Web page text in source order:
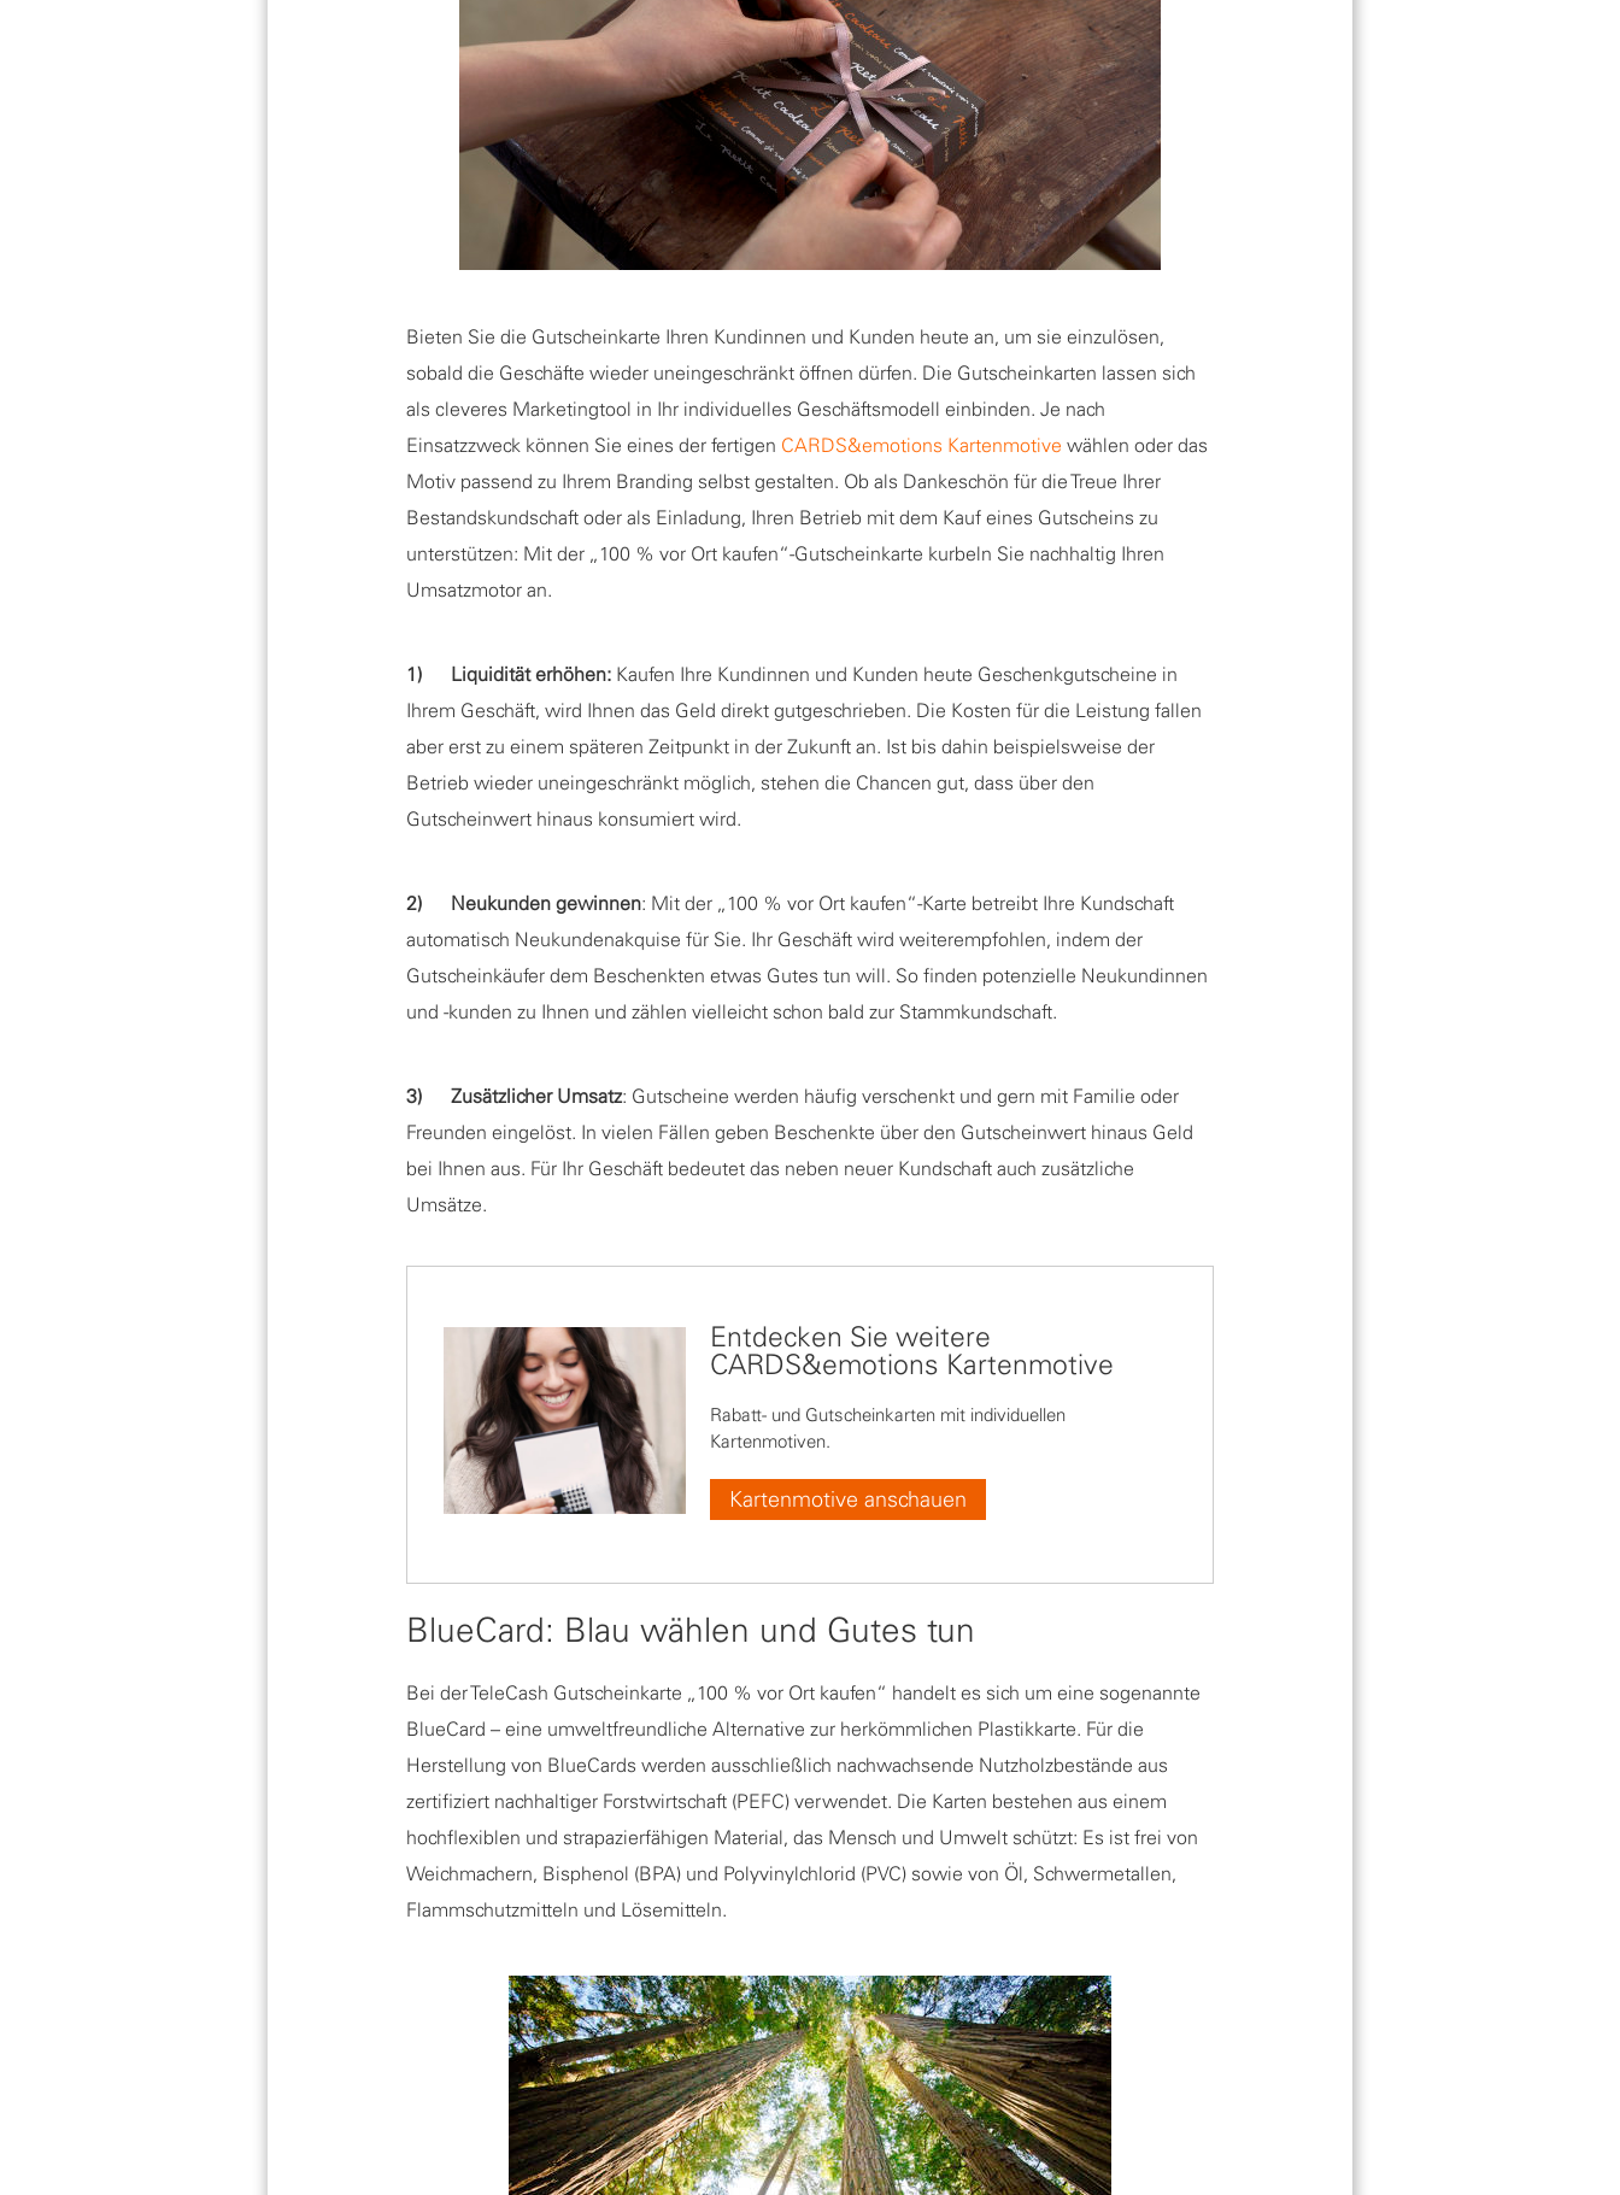
Bieten Sie die Gutscheinkarte Ihren Kundinnen und Kunden heute an, um sie einzulösen,
sobald die Geschäfte wieder uneingeschränkt öffnen dürfen. Die Gutscheinkarten lassen sich
als cleveres Marketingtool in Ihr individuelles Geschäftsmodell einbinden. Je nach
Einsatzzweck können Sie eines der fertigen CARDS&emotions Kartenmotive wählen oder das
Motiv passend zu Ihrem Branding selbst gestalten. Ob als Dankeschön für die Treue Ihrer
Bestandskundschaft oder als Einladung, Ihren Betrieb mit dem Kauf eines Gutscheins zu
unterstützen: Mit der „100 % vor Ort kaufen“-Gutscheinkarte kurbeln Sie nachhaltig Ihren
Umsatzmotor an.
1) Liquidität erhöhen: Kaufen Ihre Kundinnen und Kunden heute Geschenkgutscheine in
Ihrem Geschäft, wird Ihnen das Geld direkt gutgeschrieben. Die Kosten für die Leistung fallen
aber erst zu einem späteren Zeitpunkt in der Zukunft an. Ist bis dahin beispielsweise der
Betrieb wieder uneingeschränkt möglich, stehen die Chancen gut, dass über den
Gutscheinwert hinaus konsumiert wird.
2) Neukunden gewinnen: Mit der „100 % vor Ort kaufen“-Karte betreibt Ihre Kundschaft
automatisch Neukundenakquise für Sie. Ihr Geschäft wird weiterempfohlen, indem der
Gutscheinkäufer dem Beschenkten etwas Gutes tun will. So finden potenzielle Neukundinnen
und -kunden zu Ihnen und zählen vielleicht schon bald zur Stammkundschaft.
3) Zusätzlicher Umsatz: Gutscheine werden häufig verschenkt und gern mit Familie oder
Freunden eingelöst. In vielen Fällen geben Beschenkte über den Gutscheinwert hinaus Geld
bei Ihnen aus. Für Ihr Geschäft bedeutet das neben neuer Kundschaft auch zusätzliche
Umsätze.
Entdecken Sie weitere
CARDS&emotions Kartenmotive
Rabatt- und Gutscheinkarten mit individuellen
Kartenmotiven.
Kartenmotive anschauen
BlueCard: Blau wählen und Gutes tun
Bei der TeleCash Gutscheinkarte „100 % vor Ort kaufen“ handelt es sich um eine sogenannte
BlueCard – eine umweltfreundliche Alternative zur herkömmlichen Plastikkarte. Für die
Herstellung von BlueCards werden ausschließlich nachwachsende Nutzholzbestände aus
zertifiziert nachhaltiger Forstwirtschaft (PEFC) verwendet. Die Karten bestehen aus einem
hochflexiblen und strapazierfähigen Material, das Mensch und Umwelt schützt: Es ist frei von
Weichmachern, Bisphenol (BPA) und Polyvinylchlorid (PVC) sowie von Öl, Schwermetallen,
Flammschutzmitteln und Lösemitteln.